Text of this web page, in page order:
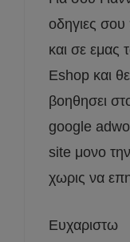
οδηγιες σου
και σε εμας
Εshop και
βοηθησει
google
site μονο
χωρις να
Ευχαριστω